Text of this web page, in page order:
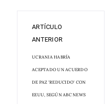
ARTÍCULO
ANTERIOR
UCRANIA HABRÍA
ACEPTADO UN ACUERDO
DE PAZ 'REDUCIDO' CON
EEUU, SEGÚN ABC NEWS